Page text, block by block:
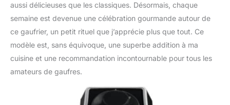
aussi délicieuses que les classiques. Désormais, chaque
semaine est devenue une célébration gourmande autour de
ce gaufrier, un petit rituel que j’apprécie plus que tout. Ce
modèle est, sans équivoque, une superbe addition à ma
cuisine et une recommandation incontournable pour tous les
amateurs de gaufres.